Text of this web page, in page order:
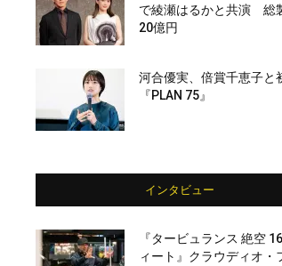
で綾瀬はるかと共演 総
20億円
河合優実、倍賞千恵子と
『PLAN 75』
インタビュー
『タービュランス 絶空
ィート』クラウディオ・